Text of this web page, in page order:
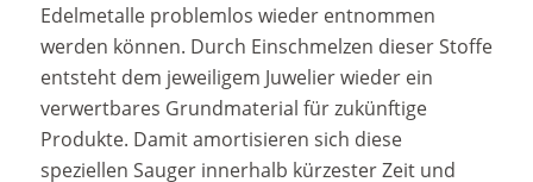
Edelmetalle problemlos wieder entnommen
werden können. Durch Einschmelzen dieser Stoffe
entsteht dem jeweiligem Juwelier wieder ein
verwertbares Grundmaterial für zukünftige
Produkte. Damit amortisieren sich diese
speziellen Sauger innerhalb kürzester Zeit und